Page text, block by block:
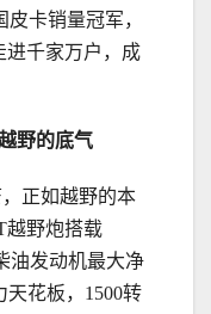
卡销量冠军，
进千家万户，成
野的底气
正如越野的本
越野炮搭载
油发动机最大净
天花板，1500转